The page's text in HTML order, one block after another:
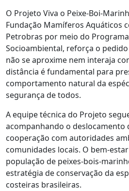
O Projeto Viva o Peixe-Boi-
Fundação Mamíferos Aquáticos
Petrobras por meio do
Socioambiental, reforça o
não se aproxime nem interaja
distância é fundamental para
comportamento natural da
segurança de todos.
A equipe técnica do Projeto
acompanhando o deslocamento
cooperação com autoridades
comunidades locais. O bem-
população de peixes-bois-
estratégia de conservação da
costeiras brasileiras.